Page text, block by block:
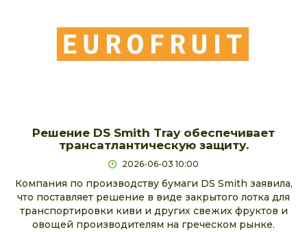
Решение DS Smith Tray обеспечивает
трансатлантическую защиту.
2026-06-03 10:00
Компания по производству бумаги DS Smith заявила,
что поставляет решение в виде закрытого лотка для
транспортировки киви и других свежих фруктов и
овощей производителям на греческом рынке.